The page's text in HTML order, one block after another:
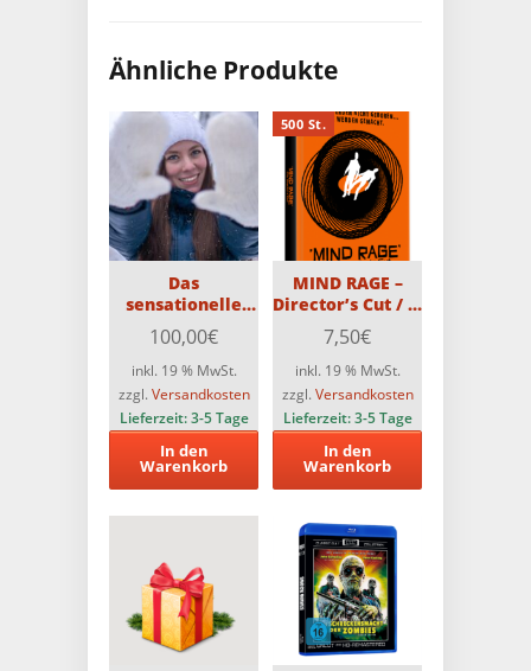
Ähnliche Produkte
Das
sensationelle
„Ich spare über
50%
Herbst/Winter-
Überraschungspaket“!!
100,00€
inkl. 19 % MwSt.
zzgl. Versandkosten
Lieferzeit:3-5 Tage
In den
Warenkorb
500 St.
MIND RAGE –
Director’s Cut / 2-
Disc MediaBook
Edition mit Blu-
ray und DVD –
Limitiert auf 500
Stück
7,50€
inkl. 19 % MwSt.
zzgl. Versandkosten
Lieferzeit:3-5 Tage
In den
Warenkorb